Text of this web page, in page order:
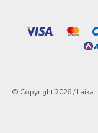
© Copyright 2026 / Laika